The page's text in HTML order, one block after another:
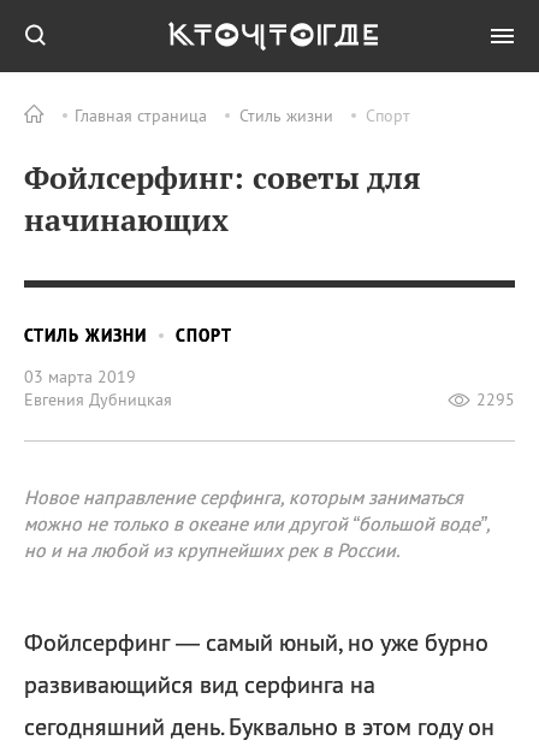
Главная страница Стиль жизни Спорт
Фойлсерфинг: советы для
начинающих
СТИЛЬ ЖИЗНИ
СПОРТ
03 марта 2019
Евгения Дубницкая
2295
Новое направление серфинга, которым заниматься
можно не только в океане или другой “большой воде”,
но и на любой из крупнейших рек в России.
Фойлсерфинг — самый юный, но уже бурно
развивающийся вид серфинга на
сегодняшний день. Буквально в этом году он